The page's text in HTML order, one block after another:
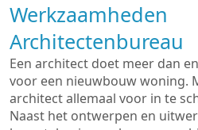
Werkzaamheden
Architectenbureau
Een architect doet meer dan
voor een nieuwbouw woning.
architect allemaal voor in te
Naast het ontwerpen en